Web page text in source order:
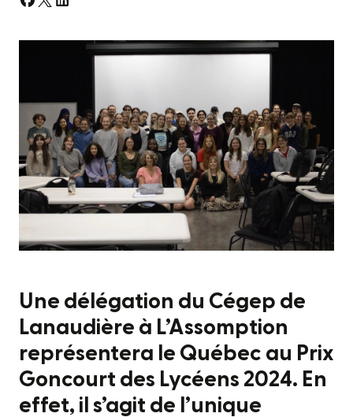
Une délégation du Cégep de
Lanaudière à L’Assomption
représentera le Québec au Prix
Goncourt des Lycéens 2024. En
effet, il s’agit de l’unique